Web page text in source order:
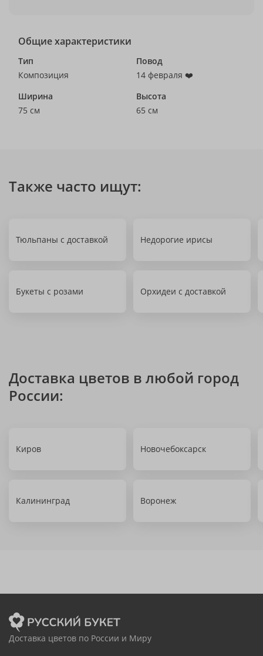
Общие характеристики
Тип
Композиция
Повод
14 февраля ❤️
Ширина
75 см
Высота
65 см
Также часто ищут:
Тюльпаны с доставкой Недорогие ирисы
Букеты с розами Орхидеи с доставкой
Доставка цветов в любой город
России:
Киров Новочебоксарск
Калининград Воронеж
Доставка цветов по России и Миру